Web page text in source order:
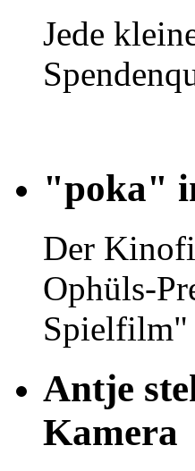
Jede
"poka"
Der
Ophüls-
Spielfilm"
Antje
Kamera